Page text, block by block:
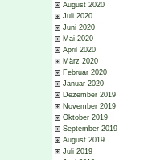
August 2020
Juli 2020
Juni 2020
Mai 2020
April 2020
März 2020
Februar 2020
Januar 2020
Dezember 2019
November 2019
Oktober 2019
September 2019
August 2019
Juli 2019